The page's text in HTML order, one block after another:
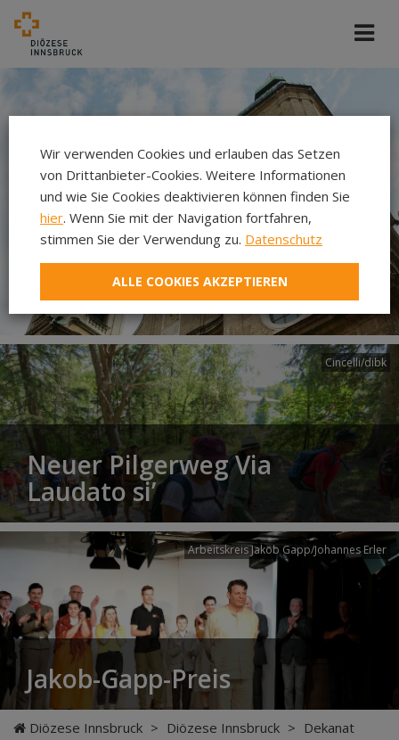
Cincelli/dibk
Neuer Pilgerweg Via
Laudato si’
Arbeitskreis Jakob Gapp/Johannes Erler
Jakob-Gapp-Preis
Diözese Innsbruck > Diözese Innsbruck > Dekanat
Wir verwenden Cookies und erlauben das Setzen
von Drittanbieter-Cookies. Weitere Informationen
und wie Sie Cookies deaktivieren können finden Sie
hier. Wenn Sie mit der Navigation fortfahren,
stimmen Sie der Verwendung zu. Datenschutz
ALLE COOKIES AKZEPTIEREN